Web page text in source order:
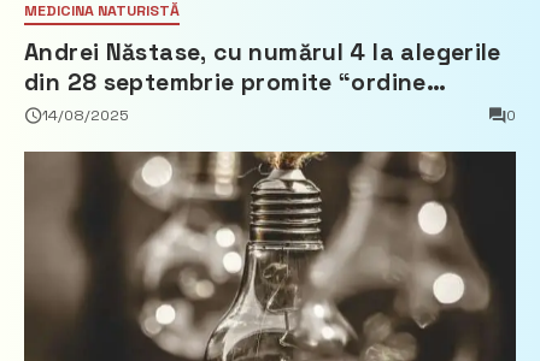
MEDICINA NATURISTĂ
Andrei Năstase, cu numărul 4 la alegerile
din 28 septembrie promite “ordine
europeană” și 10 miliarde pentru cetățeni
14/08/2025 0